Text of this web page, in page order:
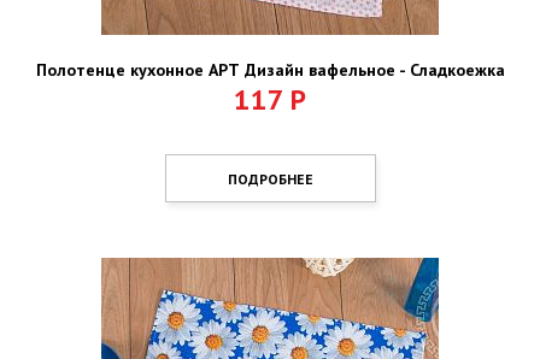
Полотенце кухонное АРТ Дизайн вафельное - Сладкоежка
117 Р
ПОДРОБНЕЕ